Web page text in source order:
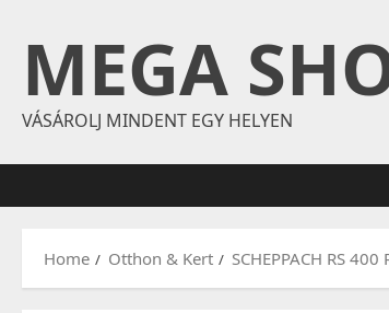
content
MEGA
VÁSÁROLJ MINDENT EGY HELYEN
Home Otthon & Kert SCHEPPACH RS 400